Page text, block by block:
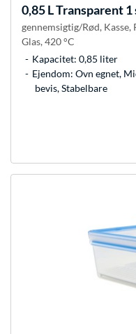
0,85 L Transparent
gennemsigtig/Rød,
Glas, 420 °C
Kapacitet: 0,85 liter
Ejendom: Ovn egnet,
bevis, Stabelbare